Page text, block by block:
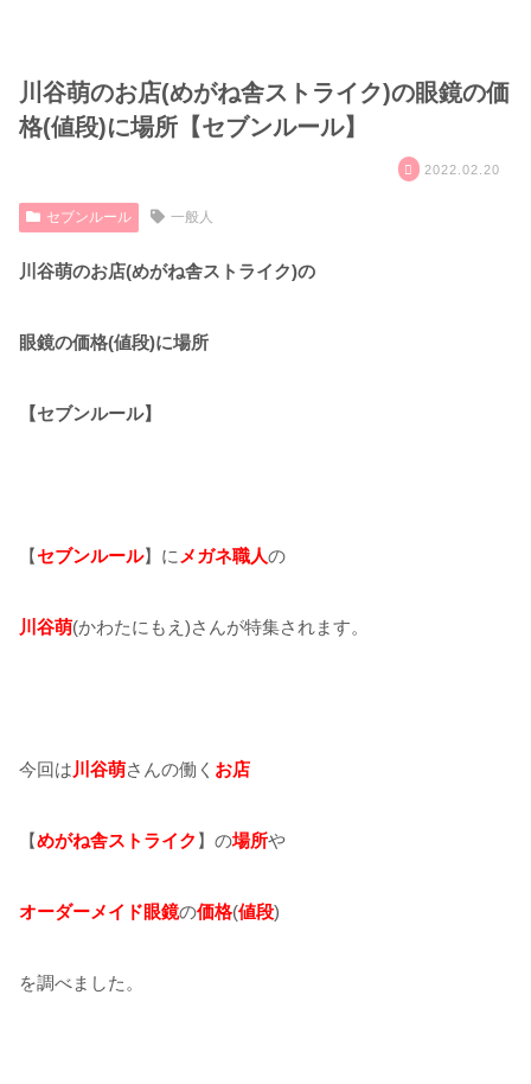
川谷萌のお店(めがね舎ストライク)の眼鏡の価
格(値段)に場所【セブンルール】
2022.02.20
セブンルール 一般人
川谷萌のお店(めがね舎ストライク)の
眼鏡の価格(値段)に場所
【セブンルール】
【セブンルール】に メガネ職人の
川谷萌(かわたにもえ)さんが特集されます。
今回は 川谷萌さんの働く お店
【めがね舎ストライク 】の場所や
オーダーメイド眼鏡の価格(値段)
を調べました。